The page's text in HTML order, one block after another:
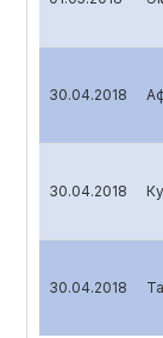
30.04.2018
30.04.2018
30.04.2018